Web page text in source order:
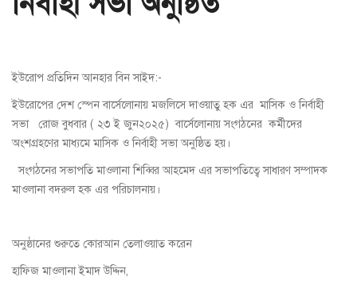
ইউরোপ প্রতিদিন আনহার বিন সাইদ:-
ইউরোপের দেশ স্পেন বার্সেলোনায় মজলিসে দাওয়াতু হক এর মাসিক ও নির্বাহী
সভা রোজ বুধবার ( ২৩ ই জুন২০২৫) বার্সেলোনায় সংগঠনের কর্মীদের
অংশগ্রহণের মাধ্যমে মাসিক ও নির্বাহী সভা অনুষ্ঠিত হয়।
সংগঠনের সভাপতি মাওলানা শিব্বির আহমেদ এর সভাপতিত্বে সাধারণ সম্পাদক
মাওলানা বদরুল হক এর পরিচালনায়।
অনুষ্ঠানের শুরুতে কোরআন তেলাওয়াত করেন
হাফিজ মাওলানা ইমাদ উদ্দিন,